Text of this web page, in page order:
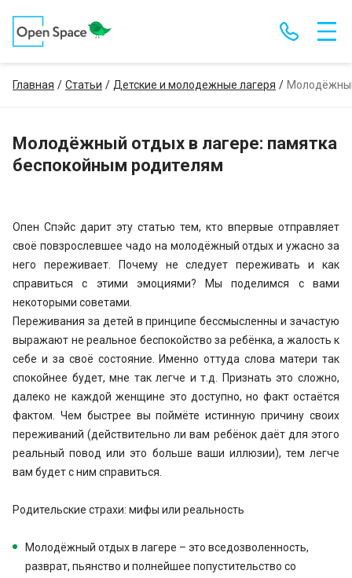
Главная Статьи Детские и молодежные лагеря
Молодёжный отдых в лагере: памятка
беспокойным родителям
Опен Спэйс дарит эту статью тем, кто впервые отправляет
своё повзрослевшее чадо на молодёжный отдых и ужасно за
него переживает. Почему не следует переживать и как
справиться с этими эмоциями? Мы поделимся с вами
некоторыми советами.
Переживания за детей в принципе бессмысленны и зачастую
выражают не реальное беспокойство за ребёнка, а жалость к
себе и за своё состояние. Именно оттуда слова матери так
спокойнее будет, мне так легче и т.д. Признать это сложно,
далеко не каждой женщине это доступно, но факт остаётся
фактом. Чем быстрее вы поймёте истинную причину своих
переживаний (действительно ли вам ребёнок даёт для этого
реальный повод или это больше ваши иллюзии), тем легче
вам будет с ним справиться.
Родительские страхи: мифы или реальность
Молодёжный отдых в лагере – это вседозволенность,
разврат, пьянство и полнейшее попустительство со